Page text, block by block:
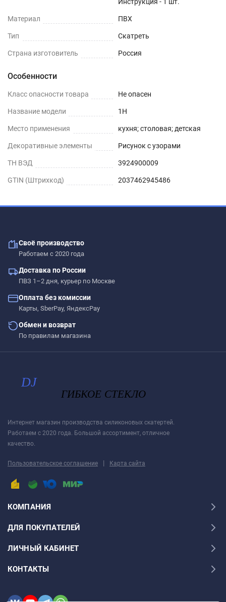
Материал ПВХ
Тип Скатреть
Страна изготовитель Россия
Особенности
Класс опасности товара Не опасен
Название модели 1H
Место применения кухня; столовая; детская
Декоративные элементы Рисунок с узорами
ТН ВЭД 3924900009
GTIN (Штрихкод) 2037462945486
Своё производство
Работаем с 2020 года
Доставка по России
ПВЗ 1–2 дня, курьер по Москве
Оплата без комиссии
Карты, SberPay, ЯндексPay
Обмен и возврат
По правилам магазина
Интернет магазин производства силиконовых скатертей.
Работаем с 2020 года. Большой ассортимент, отличное
качество.
Пользовательское соглашение | Карта сайта
КОМПАНИЯ
ДЛЯ ПОКУПАТЕЛЕЙ
ЛИЧНЫЙ КАБИНЕТ
КОНТАКТЫ